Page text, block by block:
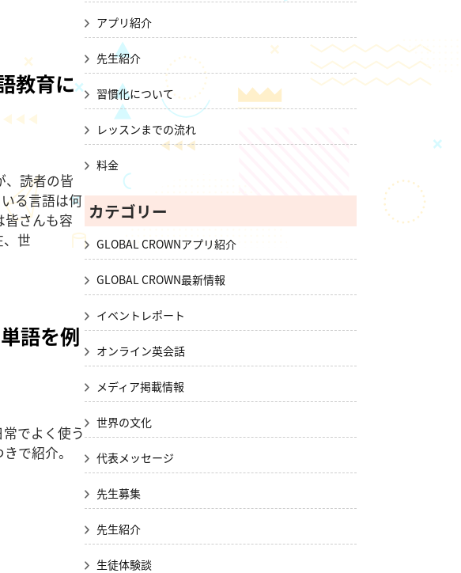
教育に
、読者の皆
る言語は何
皆さんも容
世
語を例
でよく使う
で紹介。
アプリ紹介
先生紹介
習慣化について
レッスンまでの流れ
料金
カテゴリー
GLOBAL CROWNアプリ紹介
GLOBAL CROWN最新情報
イベントレポート
オンライン英会話
メディア掲載情報
世界の文化
代表メッセージ
先生募集
先生紹介
生徒体験談